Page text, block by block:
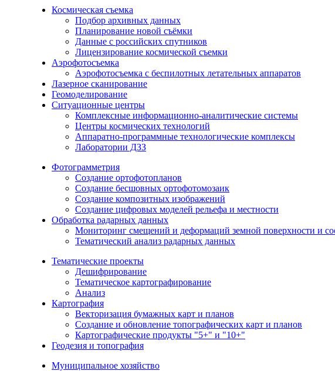
Космическая съемка
Подбор архивных данных
Планирование новой съёмки
Данные с российских спутников
Лицензирование космической съемки
Аэрофотосъемка
Аэрофотосъемка с беспилотных летательных аппаратов
Лазерное сканирование
Геомоделирование
Ситуационные центры
Комплексные информационно-аналитические системы
Центры космических технологий
Аппаратно-программные технологические комплексы
Лаборатории ДЗЗ
Фотограмметрия
Создание ортофотопланов
Создание бесшовных ортофотомозаик
Создание композитных изображений
Создание цифровых моделей рельефа и местности
Обработка радарных данных
Мониторинг смещений и деформаций земной поверхности и
Тематический анализ радарных данных
Тематические проекты
Дешифрирование
Тематическое картографирование
Анализ
Картография
Векторизация бумажных карт и планов
Создание и обновление топографических карт и планов
Картографические продукты "5+" и "10+"
Геодезия и топография
Муниципальное хозяйство